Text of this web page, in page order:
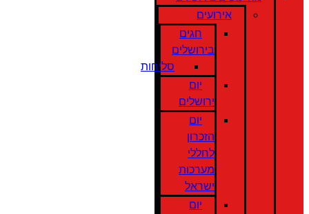
אירועים
חגים
בירושלים
סליחות
יום
ירושלים
יום
הזכרון
לחללי
מערכות
ישראל
יום